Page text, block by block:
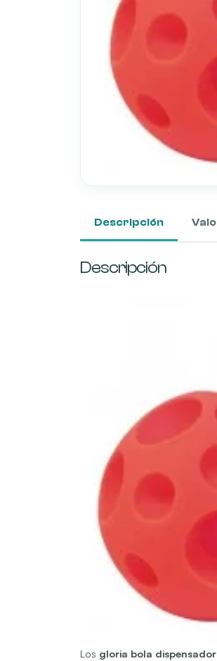
Descripción
Descripción
Los gloria bola